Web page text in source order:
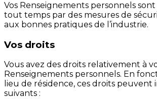
Vos Renseignements personnels
tout temps par des mesures de
aux bonnes pratiques de l’industrie.
Vos droits
Vous avez des droits relativement à
Renseignements personnels. En
lieu de résidence, ces droits peuvent
suivants :